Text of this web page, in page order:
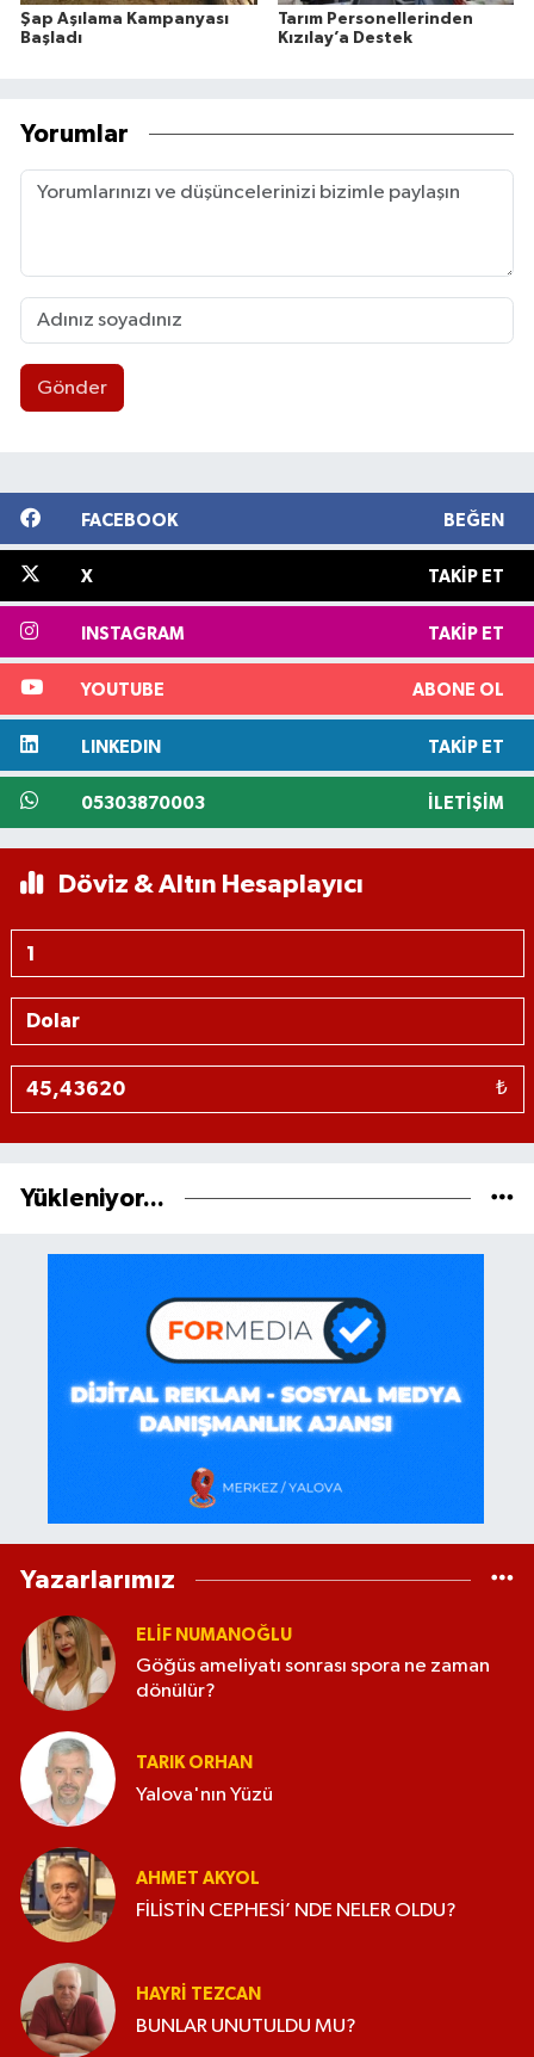
Şap Aşılama Kampanyası
Başladı
Tarım Personellerinden
Kızılay’a Destek
Yorumlar
Gönder
FACEBOOK BEĞEN
X TAKIP ET
INSTAGRAM TAKIP ET
YOUTUBE ABONE OL
LINKEDIN TAKIP ET
05303870003 İLETIŞIM
Döviz & Altın Hesaplayıcı
₺
Yükleniyor...
Yazarlarımız
ELİF NUMANOĞLU
Göğüs ameliyatı sonrası spora ne zaman
dönülür?
TARIK ORHAN
Yalova'nın Yüzü
AHMET AKYOL
FİLİSTİN CEPHESİ’ NDE NELER OLDU?
HAYRI TEZCAN
BUNLAR UNUTULDU MU?